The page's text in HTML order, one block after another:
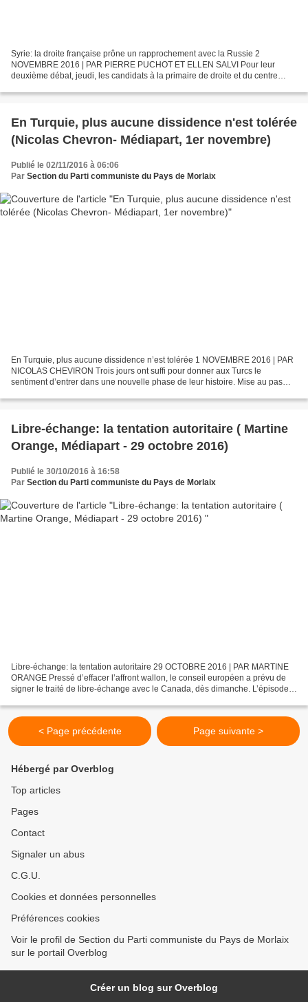
Syrie: la droite française prône un rapprochement avec la Russie 2
NOVEMBRE 2016 | PAR PIERRE PUCHOT ET ELLEN SALVI Pour leur
deuxième débat, jeudi, les candidats à la primaire de droite et du centre
En Turquie, plus aucune dissidence n'est tolérée
(Nicolas Chevron- Médiapart, 1er novembre)
Publié le 02/11/2016 à 06:06
Par Section du Parti communiste du Pays de Morlaix
En Turquie, plus aucune dissidence n’est tolérée 1 NOVEMBRE 2016 | PAR
NICOLAS CHEVIRON Trois jours ont suffi pour donner aux Turcs le
sentiment d’entrer dans une nouvelle phase de leur histoire. Mise au pas
Libre-échange: la tentation autoritaire ( Martine
Orange, Médiapart - 29 octobre 2016)
Publié le 30/10/2016 à 16:58
Par Section du Parti communiste du Pays de Morlaix
Libre-échange: la tentation autoritaire 29 OCTOBRE 2016 | PAR MARTINE
ORANGE Pressé d’effacer l’affront wallon, le conseil européen a prévu de
signer le traité de libre-échange avec le Canada, dès dimanche. L’épisode a
< Page précédente Page suivante >
Hébergé par Overblog
Top articles
Pages
Contact
Signaler un abus
C.G.U.
Cookies et données personnelles
Préférences cookies
Voir le profil de Section du Parti communiste du Pays de Morlaix
sur le portail Overblog
Créer un blog sur Overblog